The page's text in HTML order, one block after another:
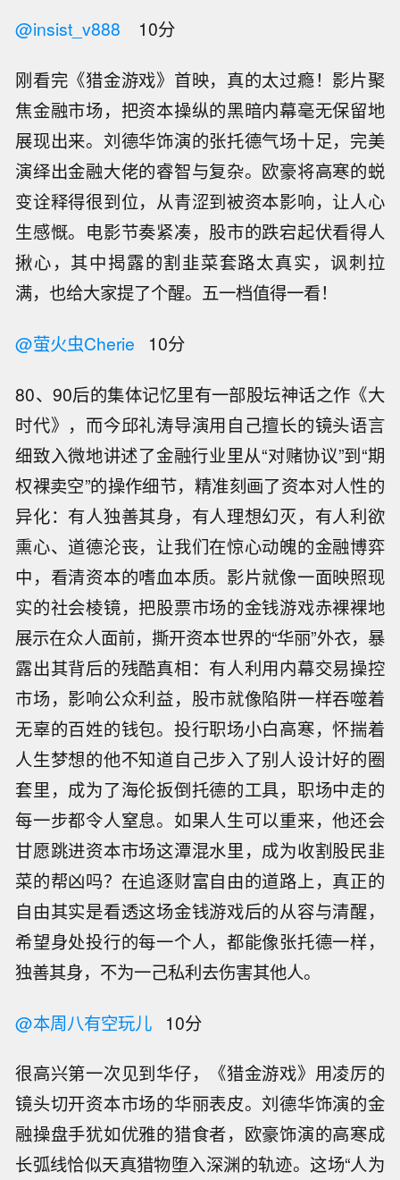
@insist_v888 10分
刚看完《猎金游戏》首映，真的太过瘾！影片聚
焦金融市场，把资本操纵的黑暗内幕毫无保留地
展现出来。刘德华饰演的张托德气场十足，完美
演绎出金融大佬的睿智与复杂。欧豪将高寒的蜕
变诠释得很到位，从青涩到被资本影响，让人心
生感慨。电影节奏紧凑，股市的跌宕起伏看得人
揪心，其中揭露的割韭菜套路太真实，讽刺拉
满，也给大家提了个醒。五一档值得一看！
@萤火虫Cherie 10分
80、90后的集体记忆里有一部股坛神话之作《大
时代》，而今邱礼涛导演用自己擅长的镜头语言
细致入微地讲述了金融行业里从“对赌协议”到“期
权裸卖空”的操作细节，精准刻画了资本对人性的
异化：有人独善其身，有人理想幻灭，有人利欲
熏心、道德沦丧，让我们在惊心动魄的金融博弈
中，看清资本的嗜血本质。影片就像一面映照现
实的社会棱镜，把股票市场的金钱游戏赤裸裸地
展示在众人面前，撕开资本世界的“华丽”外衣，暴
露出其背后的残酷真相：有人利用内幕交易操控
市场，影响公众利益，股市就像陷阱一样吞噬着
无辜的百姓的钱包。投行职场小白高寒，怀揣着
人生梦想的他不知道自己步入了别人设计好的圈
套里，成为了海伦扳倒托德的工具，职场中走的
每一步都令人窒息。如果人生可以重来，他还会
甘愿跳进资本市场这潭混水里，成为收割股民韭
菜的帮凶吗？在追逐财富自由的道路上，真正的
自由其实是看透这场金钱游戏后的从容与清醒，
希望身处投行的每一个人，都能像张托德一样，
独善其身，不为一己私利去伤害其他人。
@本周八有空玩儿 10分
很高兴第一次见到华仔，《猎金游戏》用凌厉的
镜头切开资本市场的华丽表皮。刘德华饰演的金
融操盘手犹如优雅的猎食者，欧豪饰演的高寒成
长弧线恰似天真猎物堕入深渊的轨迹。这场“人为